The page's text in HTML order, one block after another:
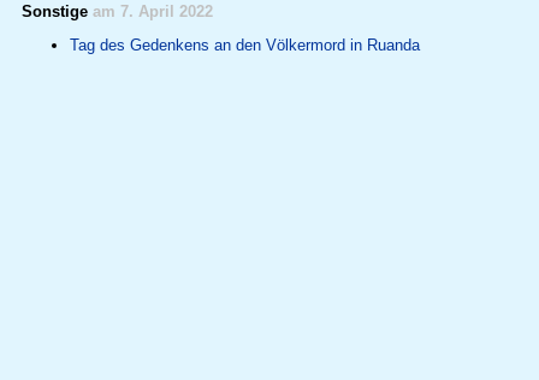
Sonstige am 7. April 2022
Tag des Gedenkens an den Völkermord in Ruanda